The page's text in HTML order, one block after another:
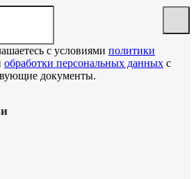
с условиями политики
обработки персональных данных с
документы.